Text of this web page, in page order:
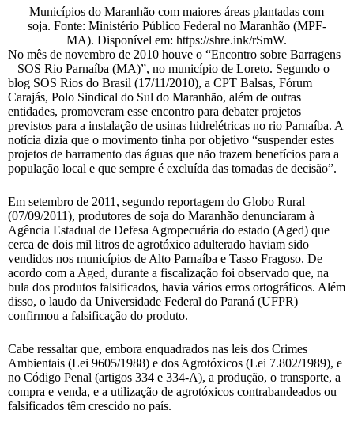
Municípios do Maranhão com maiores áreas plantadas com
soja. Fonte: Ministério Público Federal no Maranhão (MPF-
MA). Disponível em: https://shre.ink/rSmW.
No mês de novembro de 2010 houve o “Encontro sobre Barragens
– SOS Rio Parnaíba (MA)”, no município de Loreto. Segundo o
blog SOS Rios do Brasil (17/11/2010), a CPT Balsas, Fórum
Carajás, Polo Sindical do Sul do Maranhão, além de outras
entidades, promoveram esse encontro para debater projetos
previstos para a instalação de usinas hidrelétricas no rio Parnaíba. A
notícia dizia que o movimento tinha por objetivo “suspender estes
projetos de barramento das águas que não trazem benefícios para a
população local e que sempre é excluída das tomadas de decisão”.
Em setembro de 2011, segundo reportagem do Globo Rural
(07/09/2011), produtores de soja do Maranhão denunciaram à
Agência Estadual de Defesa Agropecuária do estado (Aged) que
cerca de dois mil litros de agrotóxico adulterado haviam sido
vendidos nos municípios de Alto Parnaíba e Tasso Fragoso. De
acordo com a Aged, durante a fiscalização foi observado que, na
bula dos produtos falsificados, havia vários erros ortográficos. Além
disso, o laudo da Universidade Federal do Paraná (UFPR)
confirmou a falsificação do produto.
Cabe ressaltar que, embora enquadrados nas leis dos Crimes
Ambientais (Lei 9605/1988) e dos Agrotóxicos (Lei 7.802/1989), e
no Código Penal (artigos 334 e 334-A), a produção, o transporte, a
compra e venda, e a utilização de agrotóxicos contrabandeados ou
falsificados têm crescido no país.